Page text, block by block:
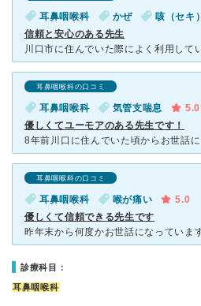
耳鼻咽喉科 かぜ 咳（セキ）
信頼と安心のある先生
耳鼻咽喉科の口コミ
耳鼻咽喉科 気管支喘息
5.0
優しくてユーモアのある先生です！
耳鼻咽喉科の口コミ
耳鼻咽喉科 喉が痛い
5.0
優しくて信頼できる先生です
診療科目：
耳鼻咽喉科